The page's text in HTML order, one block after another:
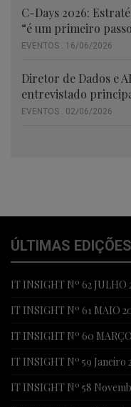
C-Days 2026:
“é um primeiro
EVENTOS . 16/06/2026
Diretor de Dados e
entrevistado
EVENTOS . 02/06/2026
ÚLTIMAS EDIÇÕES
IT INSIGHT Nº 62 JULHO
IT INSIGHT Nº 61 MAIO
IT INSIGHT Nº 60
IT INSIGHT Nº 59 Janeiro
IT INSIGHT Nº 58